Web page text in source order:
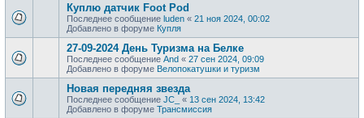
Куплю датчик Foot Pod
Последнее сообщение luden « 21 ноя 2024, 00:02
Добавлено в форуме Купля
27-09-2024 День Туризма на Белке
Последнее сообщение And « 27 сен 2024, 09:09
Добавлено в форуме Велопокатушки и туризм
Новая передняя звезда
Последнее сообщение JC_ « 13 сен 2024, 13:42
Добавлено в форуме Трансмиссия